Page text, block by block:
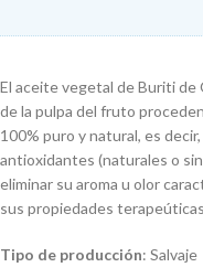
El aceite vegetal de Buriti de
de la pulpa del fruto
100% puro y natural, es
antioxidantes (naturales o
eliminar su aroma u olor
sus propiedades
Tipo de producción: Salvaje